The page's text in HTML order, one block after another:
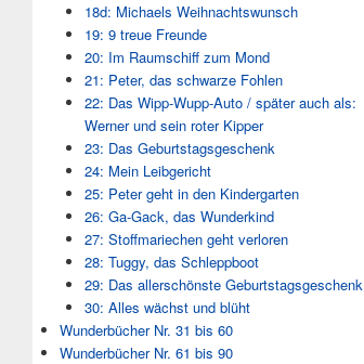
18d: Michaels Weihnachtswunsch
19: 9 treue Freunde
20: Im Raumschiff zum Mond
21: Peter, das schwarze Fohlen
22: Das Wipp-Wupp-Auto / später auch als:
Werner und sein roter Kipper
23: Das Geburtstagsgeschenk
24: Mein Leibgericht
25: Peter geht in den Kindergarten
26: Ga-Gack, das Wunderkind
27: Stoffmariechen geht verloren
28: Tuggy, das Schleppboot
29: Das allerschönste Geburtstagsgeschenk
30: Alles wächst und blüht
Wunderbücher Nr. 31 bis 60
Wunderbücher Nr. 61 bis 90